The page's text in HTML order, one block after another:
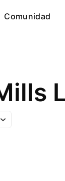
Comunidad